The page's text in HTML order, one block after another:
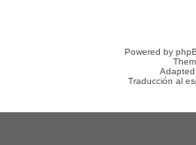
Powered by
Traducción al